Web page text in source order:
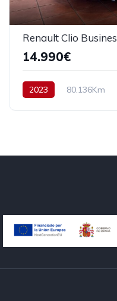
Renault Clio
14.990€
2023 80.136Km